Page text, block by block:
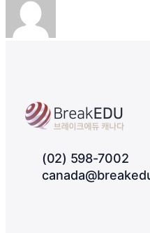
(02) 598-7002